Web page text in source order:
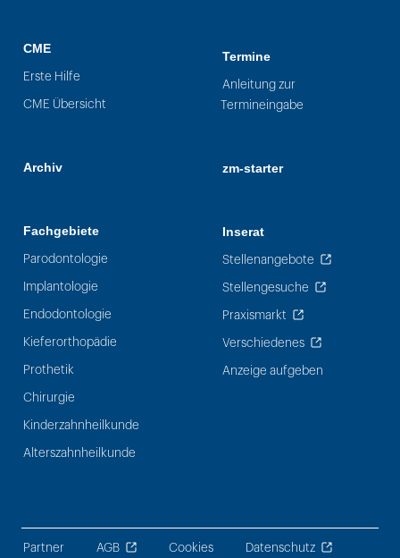
CME
Erste Hilfe
CME Übersicht
Archiv
Fachgebiete
Parodontologie
Implantologie
Endodontologie
Kieferorthopädie
Prothetik
Chirurgie
Kinderzahnheilkunde
Alterszahnheilkunde
Termine
Anleitung zur
Termineingabe
zm-starter
Inserat
Stellenangebote
Stellengesuche
Praxismarkt
Verschiedenes
Anzeige aufgeben
Partner AGB Cookies Datenschutz